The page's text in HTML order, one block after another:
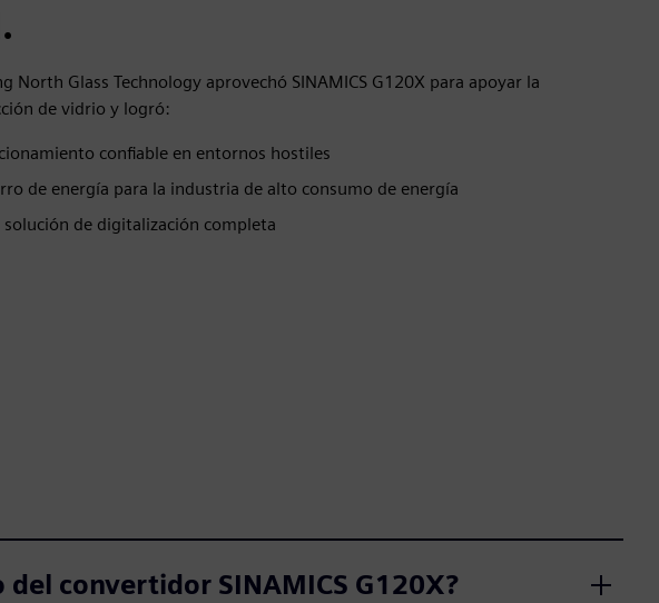
North Glass Technology aprovechó SINAMICS G120X para apoyar la
de vidrio y logró:
confiable en entornos hostiles
de energía para la industria de alto consumo de energía
solución de digitalización completa
convertidor SINAMICS G120X?